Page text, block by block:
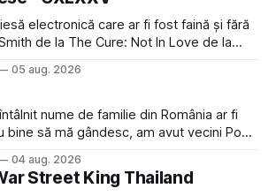
electronică care ar fi fost faină și fără
de la The Cure: Not In Love de la
masculină a acelui duo era cam
Băgăm la
05 aug. 2026
nume de familie din România ar fi
bine să mă gândesc, am avut vecini Popa
etimologia termenului de popă că ar
popŭ,
04 aug. 2026
Street King Thailand